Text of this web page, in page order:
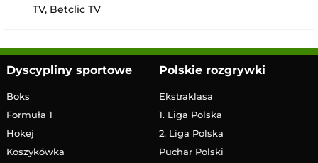
TV, Betclic TV
Dyscypliny sportowe
Boks
Formuła 1
Hokej
Koszykówka
Polskie rozgrywki
Ekstraklasa
1. Liga Polska
2. Liga Polska
Puchar Polski